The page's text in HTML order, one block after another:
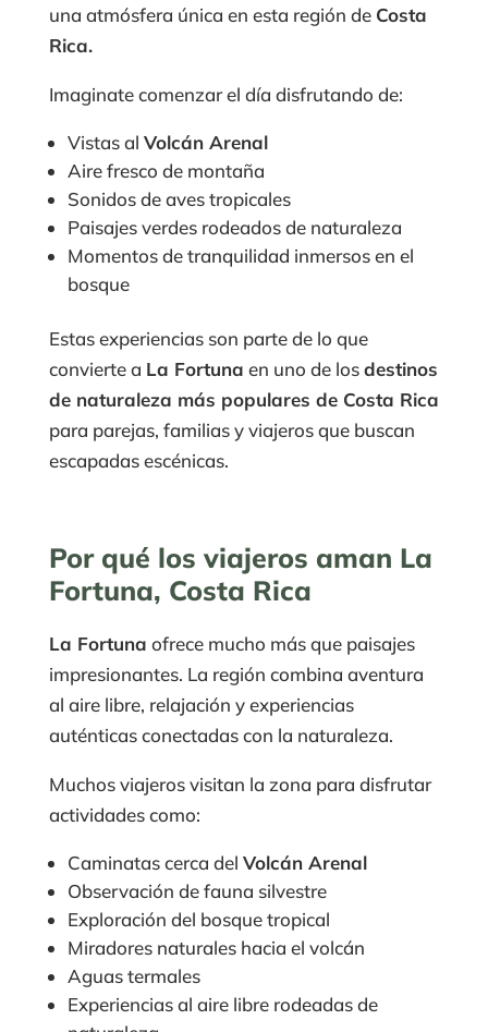
una atmósfera única en esta región de Costa
Rica.
Imaginate comenzar el día disfrutando de:
Vistas al Volcán Arenal
Aire fresco de montaña
Sonidos de aves tropicales
Paisajes verdes rodeados de naturaleza
Momentos de tranquilidad inmersos en el
bosque
Estas experiencias son parte de lo que
convierte a La Fortuna en uno de losdestinos
de naturaleza más populares de Costa Rica
para parejas, familias y viajeros que buscan
escapadas escénicas.
Por qué los viajeros aman La
Fortuna, Costa Rica
La Fortuna ofrece mucho más que paisajes
impresionantes. La región combina aventura
al aire libre, relajación y experiencias
auténticas conectadas con la naturaleza.
Muchos viajeros visitan la zona para disfrutar
actividades como:
Caminatas cerca del Volcán Arenal
Observación de fauna silvestre
Exploración del bosque tropical
Miradores naturales hacia el volcán
Aguas termales
Experiencias al aire libre rodeadas de